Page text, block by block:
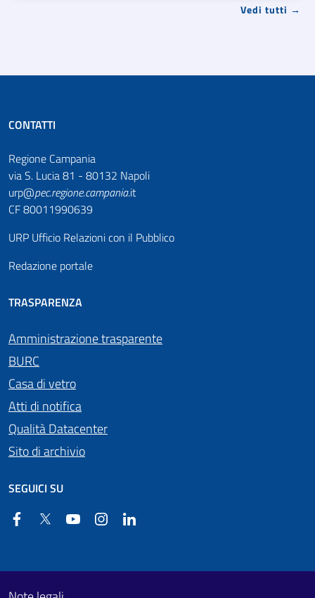
Vedi tutti →
CONTATTI
Regione Campania
via S. Lucia 81 - 80132 Napoli
urp@pec.regione.campania.it
CF 80011990639
URP Ufficio Relazioni con il Pubblico
Redazione portale
TRASPARENZA
Amministrazione trasparente
BURC
Casa di vetro
Atti di notifica
Qualità Datacenter
Sito di archivio
SEGUICI SU
FacebookTwitter YouTube Instagram
Footer First
Useful links section